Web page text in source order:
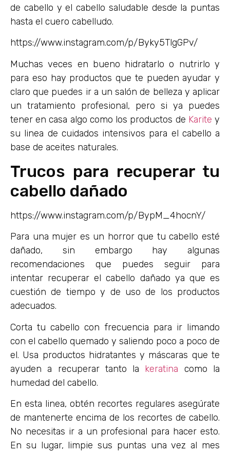
de cabello y el cabello saludable desde la puntas
hasta el cuero cabelludo.
https://www.instagram.com/p/Byky5TlgGPv/
Muchas veces en bueno hidratarlo o nutrirlo y
para eso hay productos que te pueden ayudar y
claro que puedes ir a un salón de belleza y aplicar
un tratamiento profesional, pero si ya puedes
tener en casa algo como los productos de Karite y
su linea de cuidados intensivos para el cabello a
base de aceites naturales.
Trucos para recuperar tu
cabello dañado
https://www.instagram.com/p/BypM_4hocnY/
Para una mujer es un horror que tu cabello esté
dañado, sin embargo hay algunas
recomendaciones que puedes seguir para
intentar recuperar el cabello dañado ya que es
cuestión de tiempo y de uso de los productos
adecuados.
Corta tu cabello con frecuencia para ir limando
con el cabello quemado y saliendo poco a poco de
el. Usa productos hidratantes y máscaras que te
ayuden a recuperar tanto la keratina como la
humedad del cabello.
En esta linea, obtén recortes regulares asegúrate
de mantenerte encima de los recortes de cabello.
No necesitas ir a un profesional para hacer esto.
En su lugar, limpie sus puntas una vez al mes